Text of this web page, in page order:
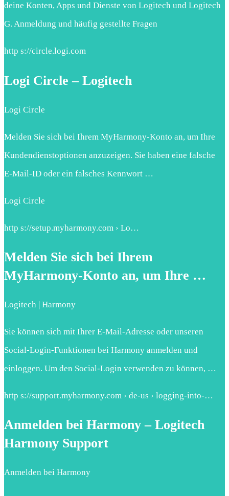
deine Konten, Apps und Dienste von Logitech und Logitech
G. Anmeldung und häufig gestellte Fragen
http s://circle.logi.com
Logi Circle – Logitech
Logi Circle
Melden Sie sich bei Ihrem MyHarmony-Konto an, um Ihre
Kundendienstoptionen anzuzeigen. Sie haben eine falsche
E-Mail-ID oder ein falsches Kennwort …
Logi Circle
http s://setup.myharmony.com › Lo…
Melden Sie sich bei Ihrem
MyHarmony-Konto an, um Ihre …
Logitech | Harmony
Sie können sich mit Ihrer E-Mail-Adresse oder unseren
Social-Login-Funktionen bei Harmony anmelden und
einloggen. Um den Social-Login verwenden zu können, …
http s://support.myharmony.com › de-us › logging-into-…
Anmelden bei Harmony – Logitech
Harmony Support
Anmelden bei Harmony